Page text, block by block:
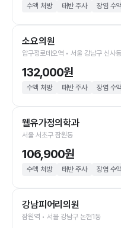
수액 처방 태반 주사 장염 수액
소요의원
압구정로데오역 • 서울 강남구 신사동
132,000원
수액 처방 태반 주사 장염 수액
웰유가정의학과
서울 서초구 잠원동
106,900원
수액 처방 태반 주사 장염 수액
강남피어리의원
잠원역 • 서울 강남구 논현1동